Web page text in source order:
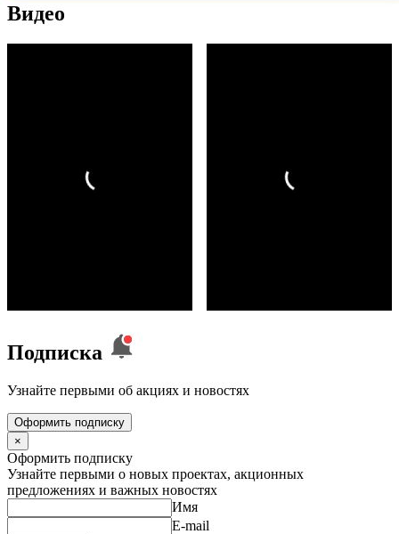
Видео
Подписка
Узнайте первыми об акциях и новостях
Оформить подписку
×
Оформить подписку
Узнайте первыми о новых проектах, акционных
предложениях и важных новостях
Имя
E-mail